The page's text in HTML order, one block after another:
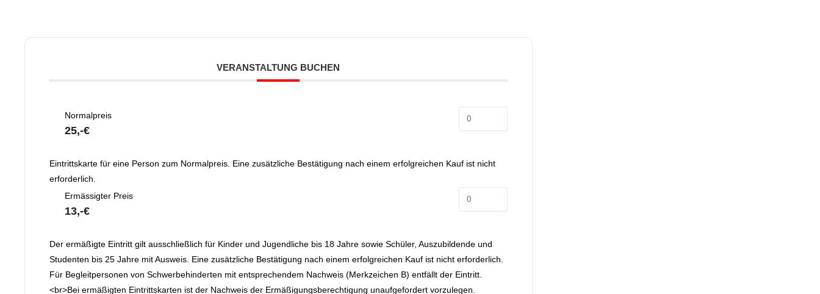
VERANSTALTUNG BUCHEN
Normalpreis
25,-€
Eintrittskarte für eine Person zum Normalpreis. Eine zusätzliche Bestätigung nach einem erfolgreichen Kauf ist nicht
erforderlich.
Ermässigter Preis
13,-€
Der ermäßigte Eintritt gilt ausschließlich für Kinder und Jugendliche bis 18 Jahre sowie Schüler, Auszubildende und
Studenten bis 25 Jahre mit Ausweis. Eine zusätzliche Bestätigung nach einem erfolgreichen Kauf ist nicht erforderlich.
Für Begleitpersonen von Schwerbehinderten mit entsprechendem Nachweis (Merkzeichen B) entfällt der Eintritt.
<br>Bei ermäßigten Eintrittskarten ist der Nachweis der Ermäßigungsberechtigung unaufgefordert vorzulegen.